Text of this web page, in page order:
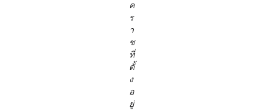
ค
ร
า
ช
ที่
ตั้
ง
อ
ยู่